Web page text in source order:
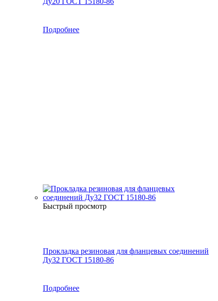
Подробнее
Быстрый просмотр
Прокладка резиновая для фланцевых соединений
Ду32 ГОСТ 15180-86
Подробнее